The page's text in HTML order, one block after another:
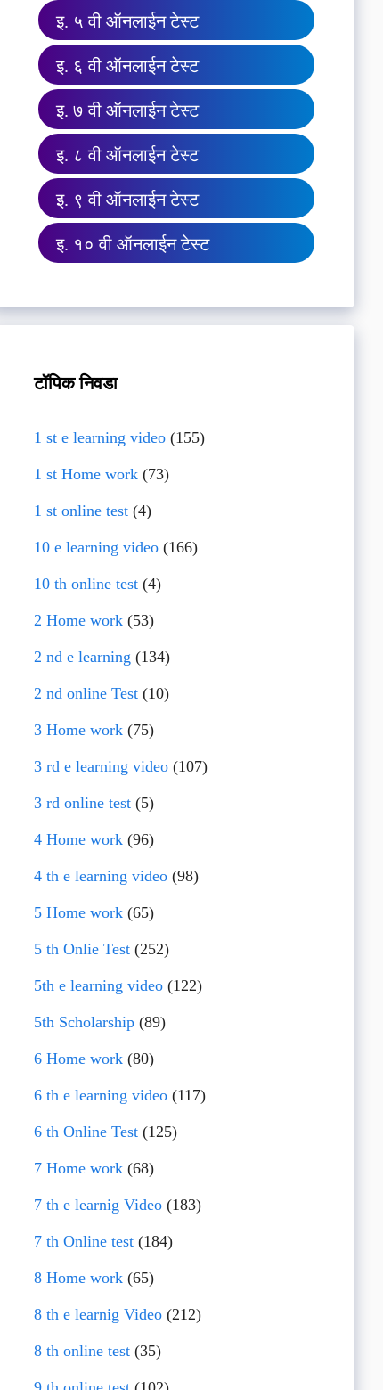
इ. ५ वी ऑनलाईन टेस्ट
इ. ६ वी ऑनलाईन टेस्ट
इ. ७ वी ऑनलाईन टेस्ट
इ. ८ वी ऑनलाईन टेस्ट
इ. ९ वी ऑनलाईन टेस्ट
इ. १० वी ऑनलाईन टेस्ट
टॉपिक निवडा
1 st e learning video(155)
1 st Home work(73)
1 st online test(4)
10 e learning video(166)
10 th online test(4)
2 Home work(53)
2 nd e learning (134)
2 nd online Test(10)
3 Home work(75)
3 rd e learning video(107)
3 rd online test(5)
4 Home work(96)
4 th e learning video(98)
5 Home work(65)
5 th Onlie Test(252)
5th e learning video(122)
5th Scholarship(89)
6 Home work(80)
6 th e learning video(117)
6 th Online Test(125)
7 Home work(68)
7 th e learnig Video(183)
7 th Online test(184)
8 Home work(65)
8 th e learnig Video(212)
8 th online test(35)